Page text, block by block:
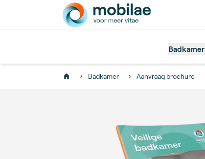
Badkamer
Home Badkamer Aanvraag brochure